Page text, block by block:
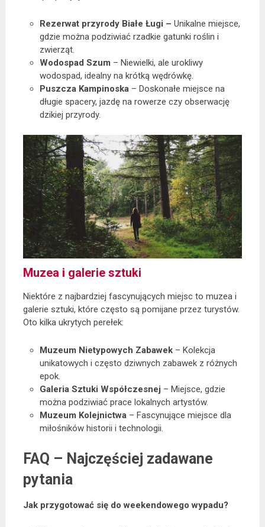
Rezerwat przyrody Białe Ługi – Unikalne miejsce,
gdzie można podziwiać rzadkie gatunki roślin i
zwierząt.
Wodospad Szum – Niewielki, ale urokliwy
wodospad, idealny na krótką wędrówkę.
Puszcza Kampinoska – Doskonałe miejsce na
długie spacery, jazdę na rowerze czy obserwację
dzikiej przyrody.
Muzea i galerie sztuki
Niektóre z najbardziej fascynujących miejsc to muzea i
galerie sztuki, które często są pomijane przez turystów.
Oto kilka ukrytych perełek:
Muzeum Nietypowych Zabawek – Kolekcja
unikatowych i często dziwnych zabawek z różnych
epok.
Galeria Sztuki Współczesnej – Miejsce, gdzie
można podziwiać prace lokalnych artystów.
Muzeum Kolejnictwa – Fascynujące miejsce dla
miłośników historii i technologii.
FAQ – Najczęściej zadawane
pytania
Jak przygotować się do weekendowego wypadu?